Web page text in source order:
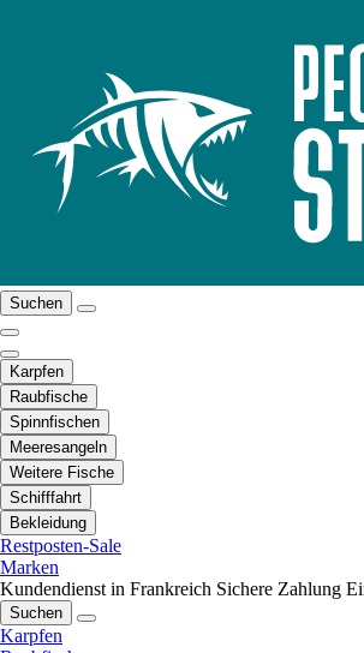
Suchen
Karpfen
Raubfische
Spinnfischen
Meeresangeln
Weitere Fische
Schifffahrt
Bekleidung
Restposten-Sale
Marken
Kundendienst in Frankreich Sichere Zahlung
Suchen
Karpfen